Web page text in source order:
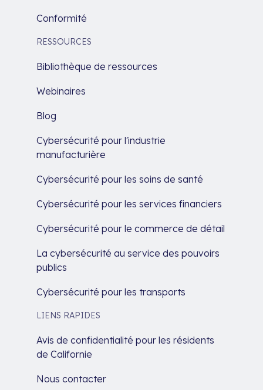
Conformité
RESSOURCES
Bibliothèque de ressources
Webinaires
Blog
Cybersécurité pour l'industrie
manufacturière
Cybersécurité pour les soins de santé
Cybersécurité pour les services financiers
Cybersécurité pour le commerce de détail
La cybersécurité au service des pouvoirs
publics
Cybersécurité pour les transports
LIENS RAPIDES
Avis de confidentialité pour les résidents
de Californie
Nous contacter